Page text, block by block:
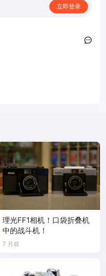
立即登录
理光FF1相机！口袋折叠机
中的战斗机！
7 月前